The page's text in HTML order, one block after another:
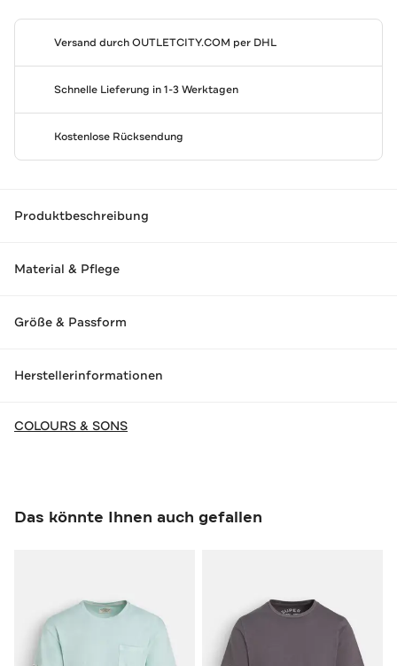
Versand durchOUTLETCITY.COM per DHL
Schnelle Lieferung in 1-3 Werktagen
Kostenlose Rücksendung
Produktbeschreibung
Material & Pflege
Größe & Passform
Herstellerinformationen
COLOURS & SONS
Das könnte Ihnen auch gefallen